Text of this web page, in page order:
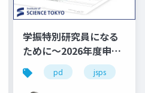
学振特別研究員になる
ために～2026年度申請
版
pd jsps